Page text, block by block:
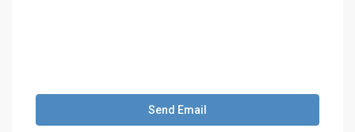
Send Email